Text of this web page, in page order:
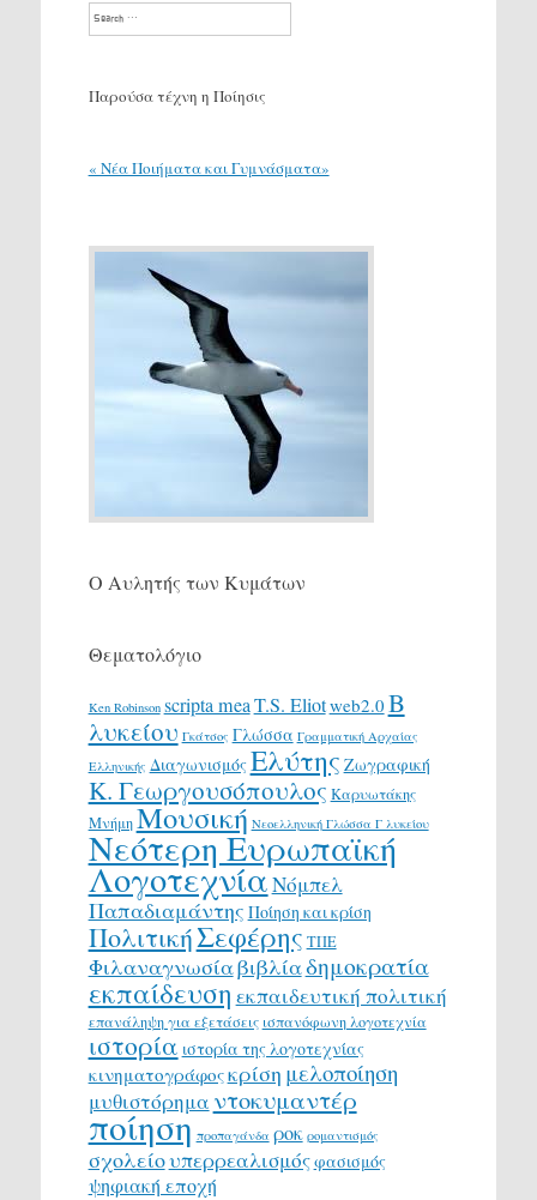
Search
Παρούσα τέχνη η Ποίησις
« Νέα Ποιήματα και Γυμνάσματα»
Ο Αυλητής των Κυμάτων
Θεματολόγιο
Ken Robinson scripta meaT.S. Eliotweb2.0 Β
λυκείου Γκάτσος Γλώσσα Γραμματική Αρχαίας
Ελληνικής ΔιαγωνισμόςΕλύτης Ζωγραφική
Κ. Γεωργουσόπουλος Καρυωτάκης
ΜνήμηΜουσική Νεοελληνική Γλώσσα Γ λυκείου
Νεότερη Ευρωπαϊκή
ΛογοτεχνίαΝόμπελ
Παπαδιαμάντης Ποίηση και κρίση
ΠολιτικήΣεφέρης ΤΠΕ
Φιλαναγνωσίαβιβλίαδημοκρατία
εκπαίδευση εκπαιδευτική πολιτική
επανάληψη για εξετάσεις ισπανόφωνη λογοτεχνία
ιστορία ιστορία της λογοτεχνίας
κινηματογράφοςκρίση μελοποίηση
μυθιστόρημα ντοκυμαντέρ
ποίηση προπαγάνδα ροκ ρομαντισμός
σχολείουπερρεαλισμόςφασισμός
ψηφιακή εποχή